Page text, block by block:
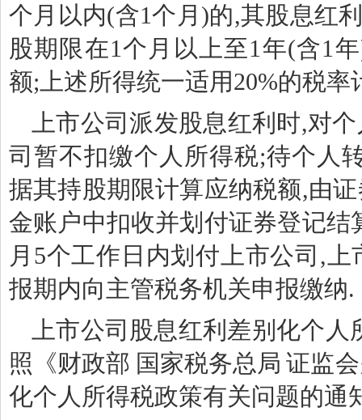
个月以内(含1个月)的,其股息红
股期限在1个月以上至1年(含1
额;上述所得统一适用20%的税率
上市公司派发股息红利时,对
司暂不扣缴个人所得税;待个人
据其持股期限计算应纳税额,由
金账户中扣收并划付证券登记
月5个工作日内划付上市公司,
报期内向主管税务机关申报缴纳.
上市公司股息红利差别化个
照《财政部 国家税务总局 证监
化个人所得税政策有关问题的通